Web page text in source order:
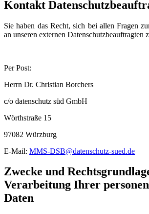
Kontakt
Sie haben das Recht, sich bei allen Fragen
an unseren externen Datenschutzbeauftragten
Per Post:
Herrn Dr. Christian Borchers
c/o datenschutz süd GmbH
Wörthstraße 15
97082 Würzburg
E-Mail: MMS-DSB@datenschutz-sued.de
Zwecke und
Verarbeitung Ihrer
Daten